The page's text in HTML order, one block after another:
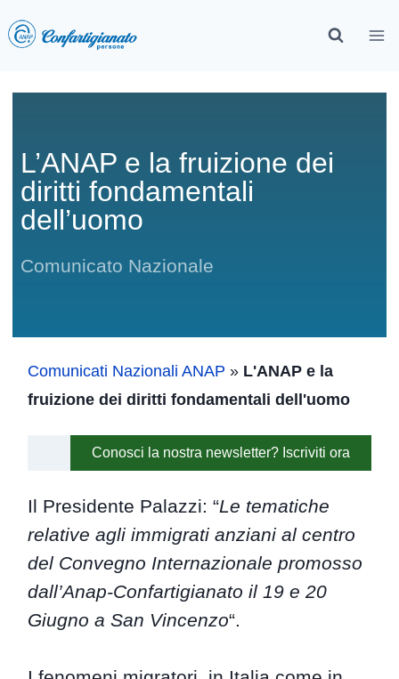
L’ANAP e la fruizione dei
diritti fondamentali
dell’uomo
Comunicato Nazionale
Comunicati Nazionali ANAP » L'ANAP e la
fruizione dei diritti fondamentali dell'uomo
Conosci la nostra newsletter? Iscriviti ora
Il Presidente Palazzi: “Le tematiche
relative agli immigrati anziani al centro
del Convegno Internazionale promosso
dall’Anap-Confartigianato il 19 e 20
Giugno a San Vincenzo“.